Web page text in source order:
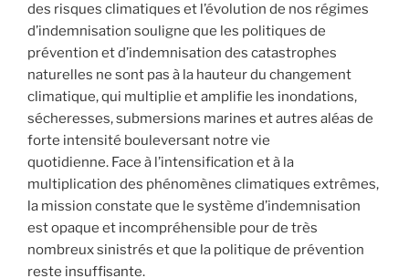
des risques climatiques et l’évolution de nos régimes
d’indemnisation souligne que les politiques de
prévention et d’indemnisation des catastrophes
naturelles ne sont pas à la hauteur du changement
climatique, qui multiplie et amplifie les inondations,
sécheresses, submersions marines et autres aléas de
forte intensité bouleversant notre vie
quotidienne. Face à l’intensification et à la
multiplication des phénomènes climatiques extrêmes,
la mission constate que le système d’indemnisation
est opaque et incompréhensible pour de très
nombreux sinistrés et que la politique de prévention
reste insuffisante.